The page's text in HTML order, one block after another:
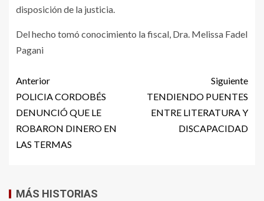
disposición de la justicia.
Del hecho tomó conocimiento la fiscal, Dra. Melissa Fadel
Pagani
Anterior
POLICIA CORDOBÉS
DENUNCIÓ QUE LE
ROBARON DINERO EN
LAS TERMAS
Siguiente
TENDIENDO PUENTES
ENTRE LITERATURA Y
DISCAPACIDAD
MÁS HISTORIAS